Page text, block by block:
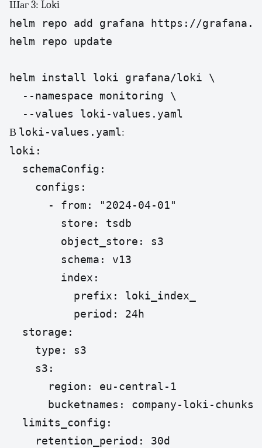
Шаг 3: Loki
helm repo add grafana https://
helm repo update
helm install loki grafana/loki \
  --namespace monitoring \
  --values loki-values.yaml
В loki-values.yaml:
loki:
  schemaConfig:
    configs:
      - from: "2024-04-01"
        store: tsdb
        object_store: s3
        schema: v13
        index:
          prefix: loki_index_
          period: 24h
  storage:
    type: s3
    s3:
      region: eu-central-1
      bucketnames: company-loki-chunks
  limits_config:
    retention_period: 30d